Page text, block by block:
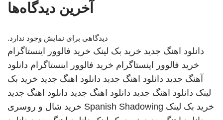
آخرین دیدگاه‌ها
دیدگاهی برای نمایش وجود ندارد.
دانلود اهنگ جدید خرید بک لینک خرید فالوور اینستاگرام
خرید فالوور اینستاگرام خرید فالوور اینستاگرام دانلود
آهنگ جدید دانلود اهنگ جدید دانلود اهنگ جدید خرید بک
لینک دانلود اهنگ جدید دانلود اهنگ جدید دانلود اهنگ جدید
خرید بک لینک Spanish Shadowing خرید شال و روسری